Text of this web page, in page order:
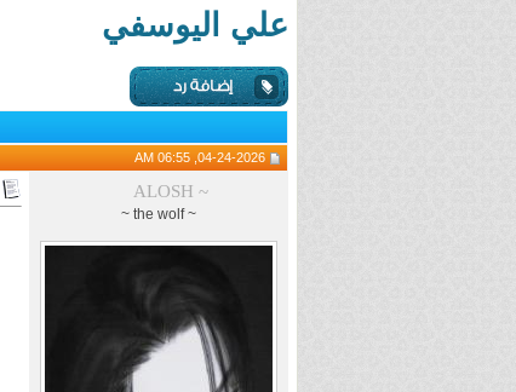
علي اليوسفي
ALOSH ~
~ the wolf ~